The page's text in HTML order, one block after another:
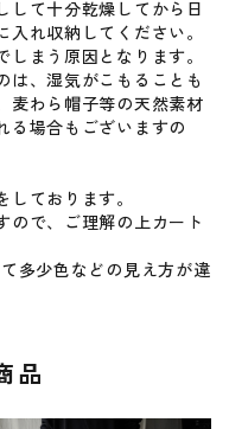
して十分乾燥してから日
れ収納してください。
まう原因となります。
は、湿気がこもることも
麦わら帽子等の天然素材
る場合もございますの
ております。
ので、ご理解の上カート
多少色などの見え方が違
品